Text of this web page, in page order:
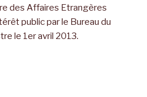
des Affaires Etrangères
public par le Bureau du
le 1er avril 2013.